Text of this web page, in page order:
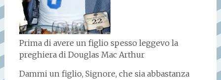
Prima di avere un figlio spesso leggevo la
preghiera di Douglas Mac Arthur
Dammi un figlio, Signore, che sia abbastanza